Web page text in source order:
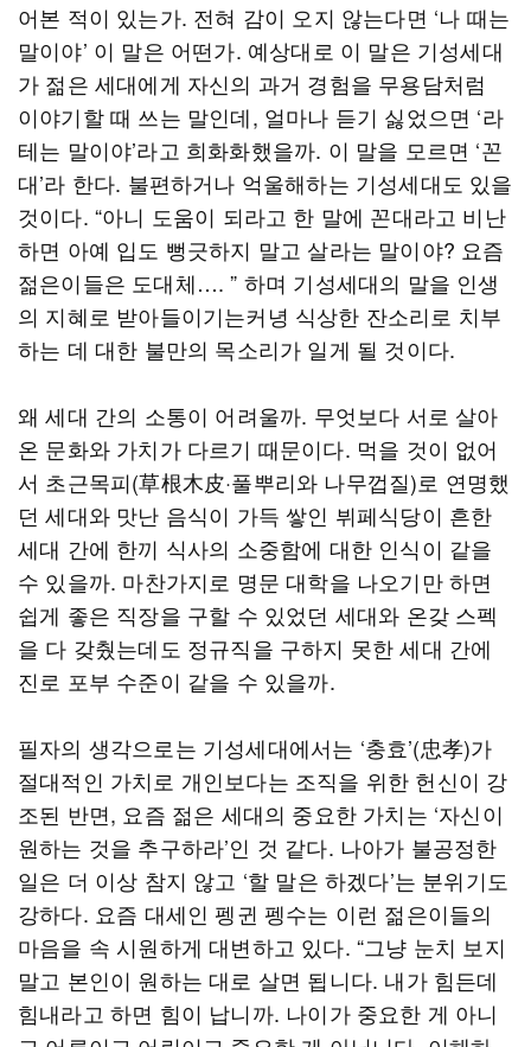
어본 적이 있는가. 전혀 감이 오지 않는다면 ‘나 때는
말이야’ 이 말은 어떤가. 예상대로 이 말은 기성세대
가 젊은 세대에게 자신의 과거 경험을 무용담처럼
이야기할 때 쓰는 말인데, 얼마나 듣기 싫었으면 ‘라
테는 말이야’라고 희화화했을까. 이 말을 모르면 ‘꼰
대’라 한다. 불편하거나 억울해하는 기성세대도 있을
것이다. “아니 도움이 되라고 한 말에 꼰대라고 비난
하면 아예 입도 뻥긋하지 말고 살라는 말이야? 요즘
젊은이들은 도대체…. ” 하며 기성세대의 말을 인생
의 지혜로 받아들이기는커녕 식상한 잔소리로 치부
하는 데 대한 불만의 목소리가 일게 될 것이다.
왜 세대 간의 소통이 어려울까. 무엇보다 서로 살아
온 문화와 가치가 다르기 때문이다. 먹을 것이 없어
서 초근목피(草根木皮·풀뿌리와 나무껍질)로 연명했
던 세대와 맛난 음식이 가득 쌓인 뷔페식당이 흔한
세대 간에 한끼 식사의 소중함에 대한 인식이 같을
수 있을까. 마찬가지로 명문 대학을 나오기만 하면
쉽게 좋은 직장을 구할 수 있었던 세대와 온갖 스펙
을 다 갖췄는데도 정규직을 구하지 못한 세대 간에
진로 포부 수준이 같을 수 있을까.
필자의 생각으로는 기성세대에서는 ‘충효’(忠孝)가
절대적인 가치로 개인보다는 조직을 위한 헌신이 강
조된 반면, 요즘 젊은 세대의 중요한 가치는 ‘자신이
원하는 것을 추구하라’인 것 같다. 나아가 불공정한
일은 더 이상 참지 않고 ‘할 말은 하겠다’는 분위기도
강하다. 요즘 대세인 펭귄 펭수는 이런 젊은이들의
마음을 속 시원하게 대변하고 있다. “그냥 눈치 보지
말고 본인이 원하는 대로 살면 됩니다. 내가 힘든데
힘내라고 하면 힘이 납니까. 나이가 중요한 게 아니